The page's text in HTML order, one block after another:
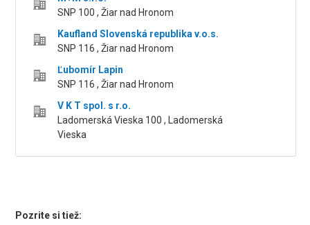
SNP 100 , Žiar nad Hronom
Kaufland Slovenská republika v.o.s.
SNP 116 , Žiar nad Hronom
Ľubomír Lapin
SNP 116 , Žiar nad Hronom
V K T spol. s r.o.
Ladomerská Vieska 100 , Ladomerská
Vieska
Pozrite si tiež: